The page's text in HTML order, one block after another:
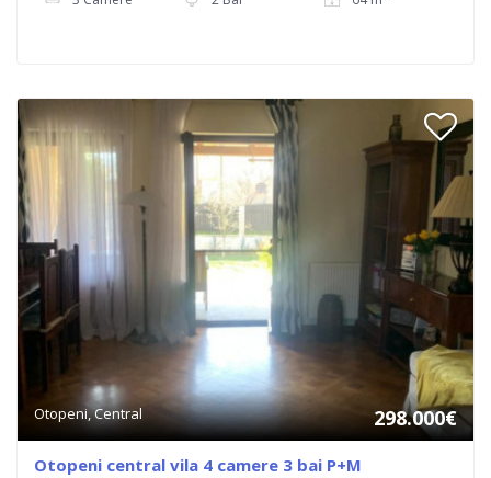
Otopeni, Central 298.000€
Otopeni central vila 4 camere 3 bai P+M